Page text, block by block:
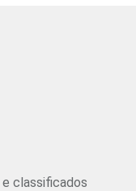
e classificados